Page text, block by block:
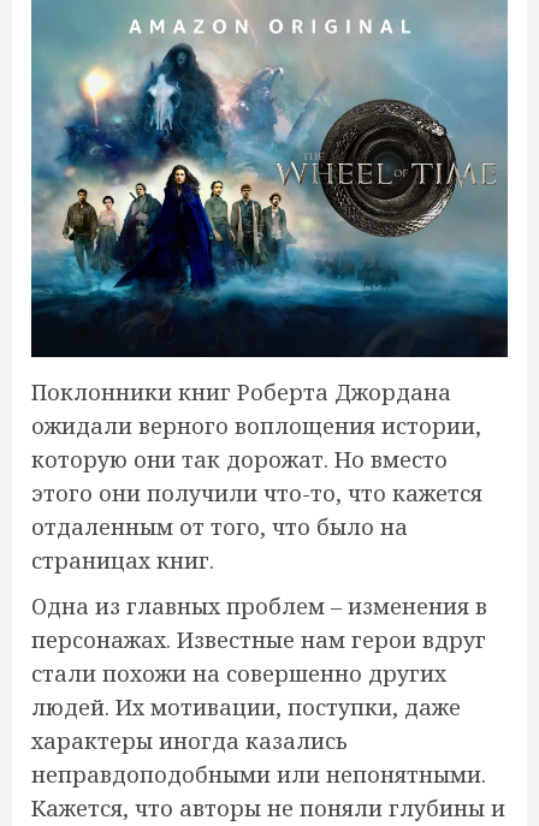
Поклонники книг Роберта Джордана
ожидали верного воплощения истории,
которую они так дорожат. Но вместо
этого они получили что-то, что кажется
отдаленным от того, что было на
страницах книг.
Одна из главных проблем – изменения в
персонажах. Известные нам герои вдруг
стали похожи на совершенно других
людей. Их мотивации, поступки, даже
характеры иногда казались
неправдоподобными или непонятными.
Кажется, что авторы не поняли глубины и